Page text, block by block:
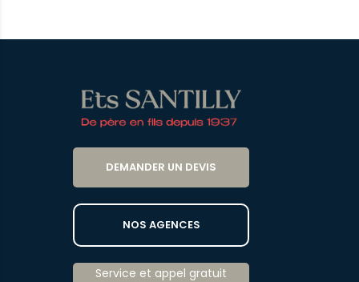
DEMANDER UN DEVIS
NOS AGENCES
Service et appel gratuit